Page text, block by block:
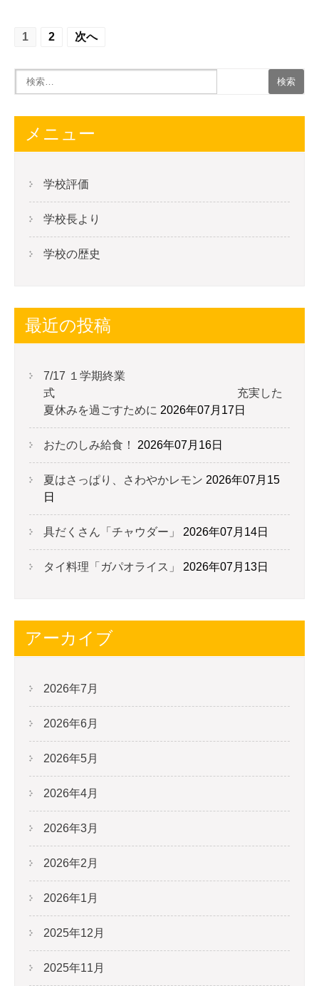
投
の
ビ
ゲ
ー
シ
ョ
ン
1 2 次へ
メニュー
学校評価
学校長より
学校の歴史
最近の投稿
7/17 １学期終業
式 充実した
夏休みを過ごすために 2026年07月17日
おたのしみ給食！ 2026年07月16日
夏はさっぱり、さわやかレモン 2026年07月15
日
具だくさん「チャウダー」 2026年07月14日
タイ料理「ガパオライス」 2026年07月13日
アーカイブ
2026年7月
2026年6月
2026年5月
2026年4月
2026年3月
2026年2月
2026年1月
2025年12月
2025年11月